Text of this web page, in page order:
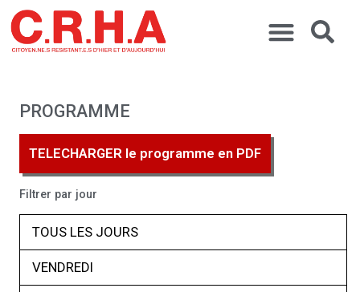
PROGRAMME
TELECHARGER le programme en PDF
Filtrer par jour
TOUS LES JOURS
VENDREDI